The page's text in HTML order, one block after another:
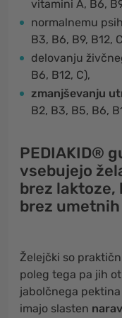
vitamini A, B6,
normalnemu
B3, B6, B9, B12,
delovanju
B6, B12, C),
zmanjševanju
B2, B3, B5, B6,
PEDIAKID®
vsebujejo
brez laktoze,
brez
Želejčki so
poleg tega pa jih
jabolčnega
imajo slasten